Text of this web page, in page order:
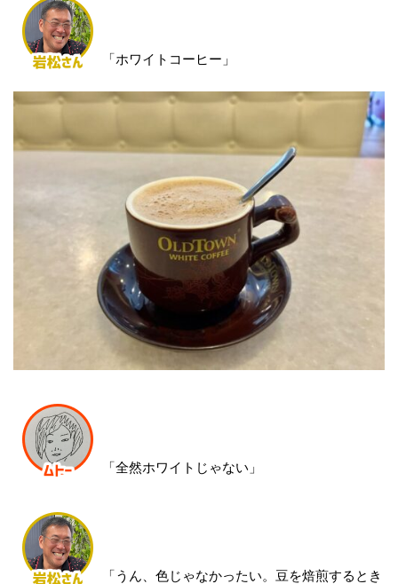
「ホワイトコーヒー」
「全然ホワイトじゃない」
「うん、色じゃなかったい。豆を焙煎するとき